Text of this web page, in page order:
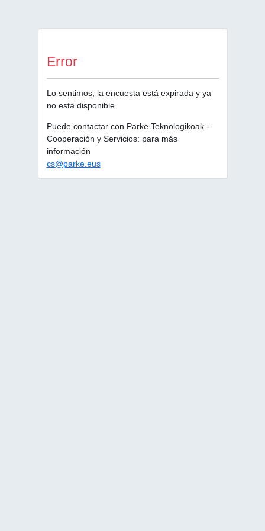
Error
Lo sentimos, la encuesta está expirada y ya
no está disponible.
Puede contactar con Parke Teknologikoak -
Cooperación y Servicios: para más
información
cs@parke.eus